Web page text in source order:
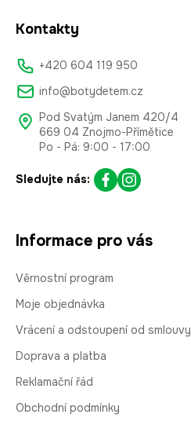
Kontakty
+420 604 119 950
info@botydetem.cz
Pod Svatým Janem 420/4
669 04 Znojmo-Přímětice
Po - Pá: 9:00 - 17:00
Sledujte nás:
Informace pro vás
Věrnostní program
Moje objednávka
Vrácení a odstoupení od smlouvy
Doprava a platba
Reklamační řád
Obchodní podmínky